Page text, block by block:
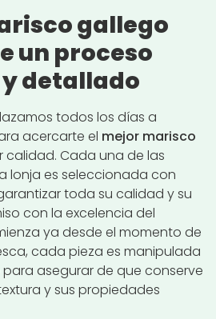
gallego
un proceso
detallado
todos los días a
acercarte el mejor marisco
calidad. Cada una de las
lonja es seleccionada con
toda su calidad y su
con la excelencia del
ya desde el momento de
cada pieza es manipulada
asegurar de que conserve
y sus propiedades